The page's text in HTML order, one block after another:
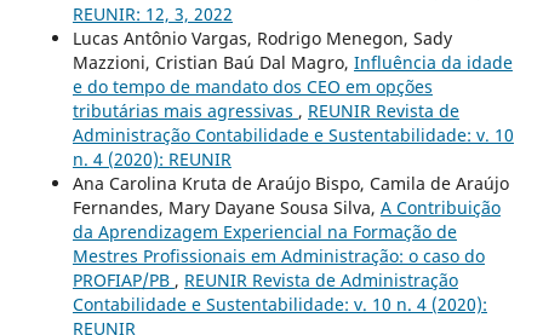
REUNIR: 12, 3, 2022
Lucas Antônio Vargas, Rodrigo Menegon, Sady
Mazzioni, Cristian Baú Dal Magro, Influência da idade
e do tempo de mandato dos CEO em opções
tributárias mais agressivas , REUNIR Revista de
Administração Contabilidade e Sustentabilidade: v. 10
n. 4 (2020): REUNIR
Ana Carolina Kruta de Araújo Bispo, Camila de Araújo
Fernandes, Mary Dayane Sousa Silva, A Contribuição
da Aprendizagem Experiencial na Formação de
Mestres Profissionais em Administração: o caso do
PROFIAP/PB , REUNIR Revista de Administração
Contabilidade e Sustentabilidade: v. 10 n. 4 (2020):
REUNIR